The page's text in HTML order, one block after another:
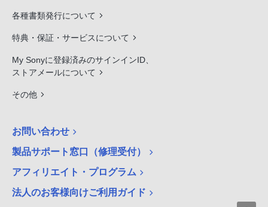
各種書類発行について
特典・保証・サービスについて
My Sonyに登録済みのサインインID、
ストアメールについて
その他
お問い合わせ
製品サポート窓口（修理受付）
アフィリエイト・プログラム
法人のお客様向けご利用ガイド